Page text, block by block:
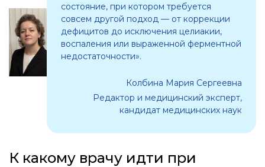
состояние, при котором требуется
совсем другой подход — от коррекции
дефицитов до исключения целиакии,
воспаления или выраженной ферментной
недостаточности».
Колбина Мария Сергеевна
Редактор и медицинский эксперт,
кандидат медицинских наук
К какому врачу идти при